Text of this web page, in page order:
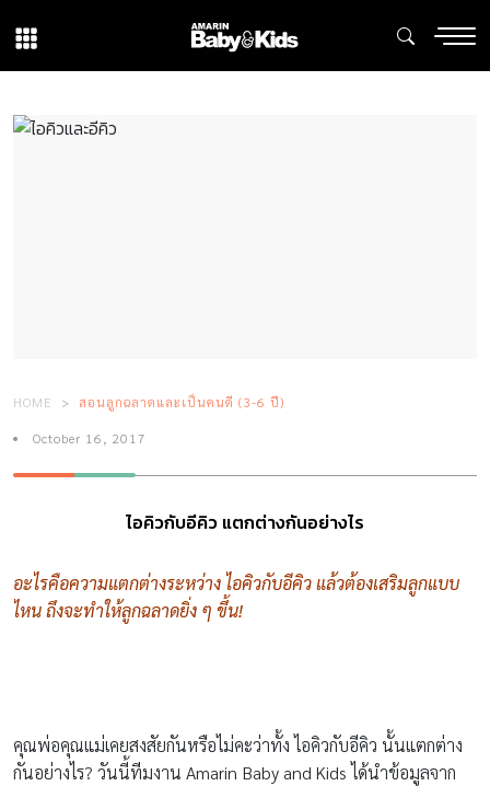
HOME สอนลูกฉลาดและเป็นคนดี (3-6 ปี)
October 16, 2017
ไอคิวกับอีคิว แตกต่างกันอย่างไร
อะไรคือความแตกต่างระหว่าง ไอคิวกับอีคิว แล้วต้องเสริมลูกแบบ
ไหน ถึงจะทำให้ลูกฉลาดยิ่ง ๆ ขึ้น!
คุณพ่อคุณแม่เคยสงสัยกันหรือไม่คะว่าทั้ง ไอคิวกับอีคิว นั้นแตกต่าง
กันอย่างไร? วันนี้ทีมงาน Amarin Baby and Kids ได้นำข้อมูลจาก